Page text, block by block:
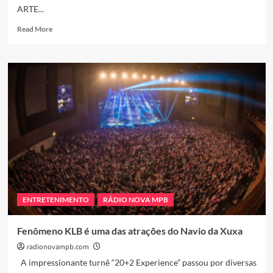
ARTE...
Read MoreRead
A
PLÁSTICA
ANTONIA
PHILIPPSEN
BOAVENTURA
ESTREIA
NOVO
TRABALHO
EM
VERNISSAGEM
EM
SÃO
PAULO
ENTRETENIMENTO RÁDIO NOVA MPB
Fenômeno KLB é uma das atrações do Navio da Xuxa
radionovampb.com
A impressionante turnê “20+2 Experience” passou por diversas